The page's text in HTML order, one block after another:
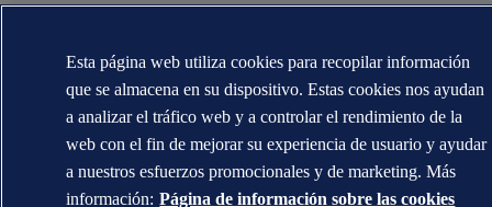
Esta página web utiliza cookies para recopilar información
que se almacena en su dispositivo. Estas cookies nos ayudan
a analizar el tráfico web y a controlar el rendimiento de la
web con el fin de mejorar su experiencia de usuario y ayudar
a nuestros esfuerzos promocionales y de marketing. Más
información: Página de información sobre las cookies